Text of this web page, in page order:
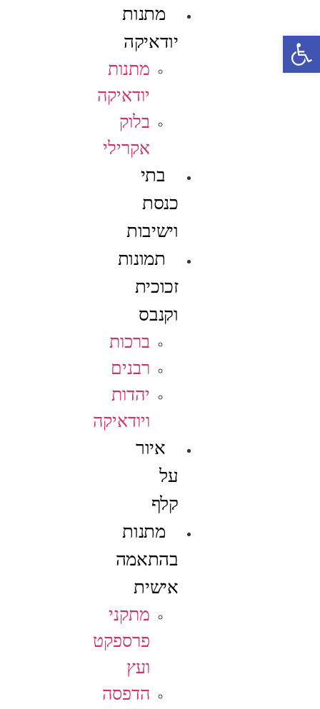
מתנות
יודאיקה
מתנות
יודאיקה
בלוק
אקרילי
בתי
כנסת
וישיבות
תמונות
זכוכית
וקנבס
ברכות
רבנים
יהדות
ויודאיקה
איור
על
קלף
מתנות
בהתאמה
אישית
מתקני
פרספקט
ועץ
הדפסה
פתח סרגל נגישות